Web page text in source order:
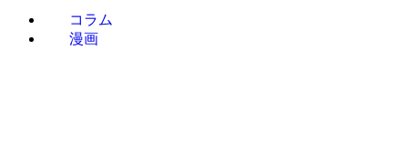
コラム
漫画